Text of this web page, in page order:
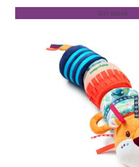
Sin stock
DETALLES